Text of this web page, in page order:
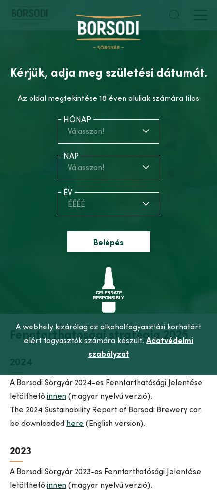
Fenntarthatosági stratégia 2025
A Borsodi Sörgyár 2024-es Fenntarthatósági Jelentése
letölthető innen (magyar nyelvű verzió).
The 2024 Sustainability Report of Borsodi Brewery can
be downloaded here (English version).
2023
A Borsodi Sörgyár 2023-as Fenntarthatósági Jelentése
letölthető innen (magyar nyelvű verzió).
Kérjük, adja meg születési dátumát.
Az oldal megtekintése 18 éven aluliak számára tilos
HÓNAP
Válasszon!
NAP
Válasszon!
ÉV
ÉÉÉÉ
Belépés
A webhely kizárólag az alkoholfogyasztási korhatárt
elért fogyasztók számára készült. Adatvédelmi
szabályzat